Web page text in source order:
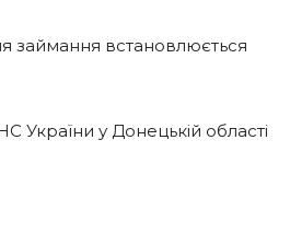
займання встановлюється
України у Донецькій області